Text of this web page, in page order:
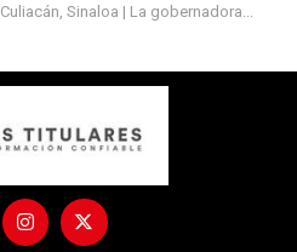
su pequeña hija recién nacida. Culiacán, Sinaloa | La gobernadora...